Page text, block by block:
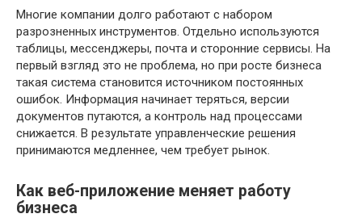
Многие компании долго работают с набором
разрозненных инструментов. Отдельно используются
таблицы, мессенджеры, почта и сторонние сервисы. На
первый взгляд это не проблема, но при росте бизнеса
такая система становится источником постоянных
ошибок. Информация начинает теряться, версии
документов путаются, а контроль над процессами
снижается. В результате управленческие решения
принимаются медленнее, чем требует рынок.
Как веб-приложение меняет работу
бизнеса